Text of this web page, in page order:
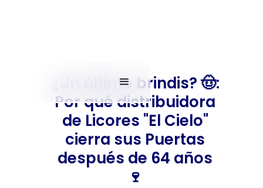
¿Un último brindis? 🤠:
Por qué distribuidora
de Licores "El Cielo"
cierra sus Puertas
después de 64 años
🍷